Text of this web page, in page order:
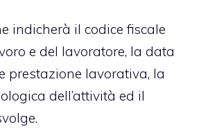
indicherà il codice fiscale
e del lavoratore, la data
prestazione lavorativa, la
dell’attività ed il